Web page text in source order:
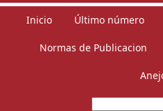
Inicio Último número
Normas de Publicacion